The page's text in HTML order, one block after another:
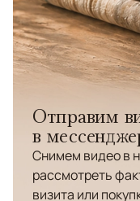
Отправим
в
Снимем видео в
рассмотреть
визита или